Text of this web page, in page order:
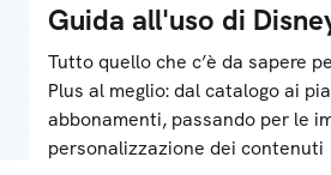
Guida all'uso di
Tutto quello che c’è da sapere
Plus al meglio: dal catalogo ai
abbonamenti, passando per le
personalizzazione dei contenuti